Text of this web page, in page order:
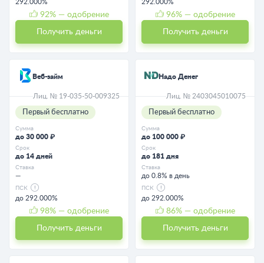
292.000%
92% — одобрение
Получить деньги
292.000%
96% — одобрение
Получить деньги
Веб-займ
Лиц. № 19-035-50-009325
Первый бесплатно
Сумма
до 30 000 ₽
Срок
до 14 дней
Ставка
—
ПСК
до 292.000%
98% — одобрение
Получить деньги
Надо Денег
Лиц. № 2403045010075
Первый бесплатно
Сумма
до 100 000 ₽
Срок
до 181 дня
Ставка
до 0.8% в день
ПСК
до 292.000%
86% — одобрение
Получить деньги